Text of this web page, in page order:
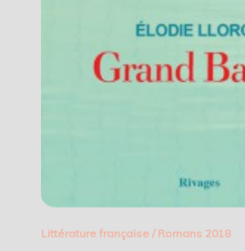
Littérature française/ Romans 2018